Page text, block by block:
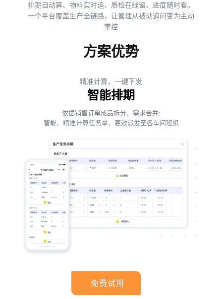
排期自动算、物料实时追、质检在线留、进度随时看。
一个平台覆盖生产全链路，让管理从被动追问变为主动
掌控
方案优势
精准计算，一键下发
智能排期
依据销售订单成品拆分、需求合并;
智能、精准计算任务量，高效派发至各车间班组
免费试用